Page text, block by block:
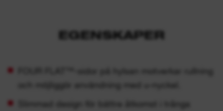
EGENSKAPER
FOUR FLAT™-sidor på hylsan motverkar rullning
och möjliggör användning med u-nyckel.
Slimmad design för bättre åtkomst i trånga